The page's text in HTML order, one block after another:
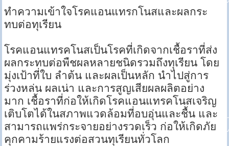
ทำความเข้าใจโรคแอนแทรกโนสและผลกระ
ทบต่อทุเรียน
โรคแอนแทรคโนสเป็นโรคที่เกิดจากเชื้อราที่ส่ง
ผลกระทบต่อพืชผลหลายชนิดรวมถึงทุเรียน โดย
มุ่งเป้าที่ใบ ลำต้น และผลเป็นหลัก นำไปสู่การ
ร่วงหล่น ผลเน่า และการสูญเสียผลผลิตอย่าง
มาก เชื้อราที่ก่อให้เกิดโรคแอนแทรคโนสเจริญ
เติบโตได้ในสภาพแวดล้อมที่อบอุ่นและชื้น และ
สามารถแพร่กระจายอย่างรวดเร็ว ก่อให้เกิดภัย
คุกคามร้ายแรงต่อสวนทุเรียนทั่วโลก